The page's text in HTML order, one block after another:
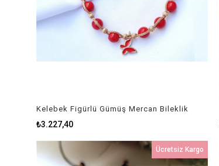
Kelebek Figürlü Gümüş Mercan Bileklik
₺3.227,40
Ücretsiz Kargo